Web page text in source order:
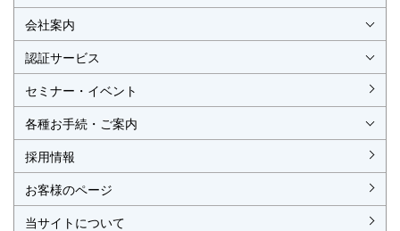
会社案内
認証サービス
ISO認証（マネジメントシステム）
ISO 9001（品質）
ISO 14001（環境）
ISO 55001（アセット）
ISO 45001（労働安全衛生）
ISO 27001（情報セキュリティ）
MSAの審査認証
ISOとは？
JIS製品認証
JIS製品認証の手続き
認証リスト
セミナー・イベント
各種お手続・ご案内
採用情報
お客様のページ
当サイトについて